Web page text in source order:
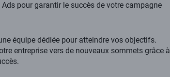
pour garantir le succès de votre campagne
équipe dédiée pour atteindre vos objectifs.
entreprise vers de nouveaux sommets grâce à